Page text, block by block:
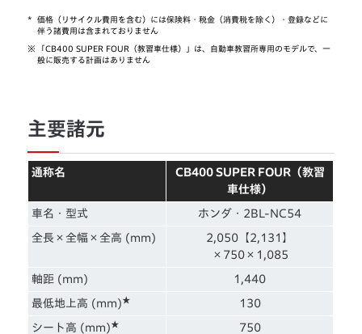
*
価格（リサイクル費用を含む）には保険料・税金（消費税を除く）・登録などに
伴う諸費用は含まれておりません
※
「CB400 SUPER FOUR（教習車仕様）」は、自動車教習所専用のモデルで、一
般に販売する計画はありません
主要諸元
通称名
CB400 SUPER FOUR（教習
車仕様）
車名・型式 ホンダ・2BL-NC54
全長×全幅×全高 (mm)
2,050【2,131】
×750×1,085
軸距 (mm) 1,440
最低地上高 (mm) ★ 130
シート高 (mm) ★ 750